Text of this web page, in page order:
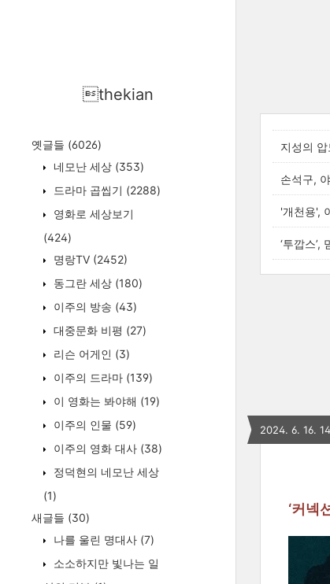
thekian
옛글들 (6026)
네모난 세상 (353)
드라마 곱씹기 (2288)
영화로 세상보기
(424)
명랑TV (2452)
동그란 세상 (180)
이주의 방송 (43)
대중문화 비평 (27)
리슨 어게인 (3)
이주의 드라마 (139)
이 영화는 봐야해 (19)
이주의 인물 (59)
이주의 영화 대사 (38)
정덕현의 네모난 세상
(1)
새글들 (30)
나를 울린 명대사 (7)
소소하지만 빛나는 일
지성의 압
손석구,
'개천용',
‘투깝스
2024. 6. 16.
‘커넥